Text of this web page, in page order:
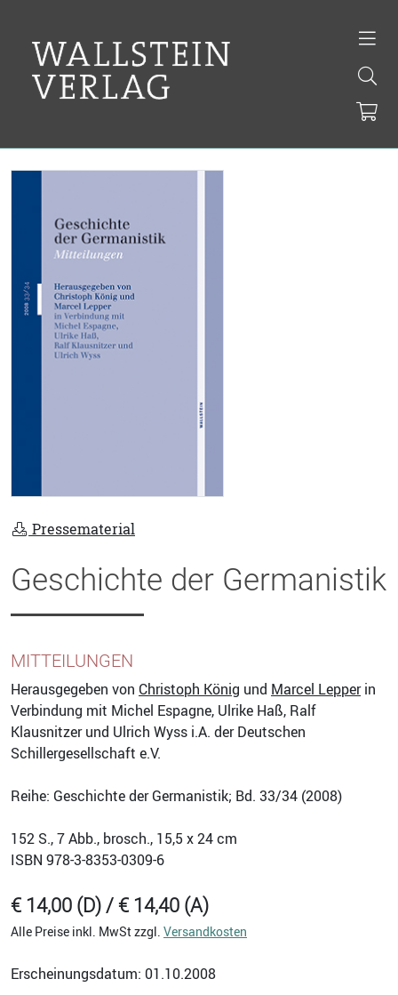
Pressematerial
Geschichte der Germanistik
MITTEILUNGEN
Herausgegeben von Christoph König und Marcel Lepperin
Verbindung mit Michel Espagne, Ulrike Haß, Ralf
Klausnitzer und Ulrich Wyss i.A. der Deutschen
Schillergesellschaft e.V.
Reihe: Geschichte der Germanistik; Bd. 33/34 (2008)
152 S., 7 Abb., brosch., 15,5 x 24 cm
ISBN 978-3-8353-0309-6
€ 14,00 (D) / € 14,40 (A)
Alle Preise inkl. MwSt zzgl. Versandkosten
Erscheinungsdatum: 01.10.2008